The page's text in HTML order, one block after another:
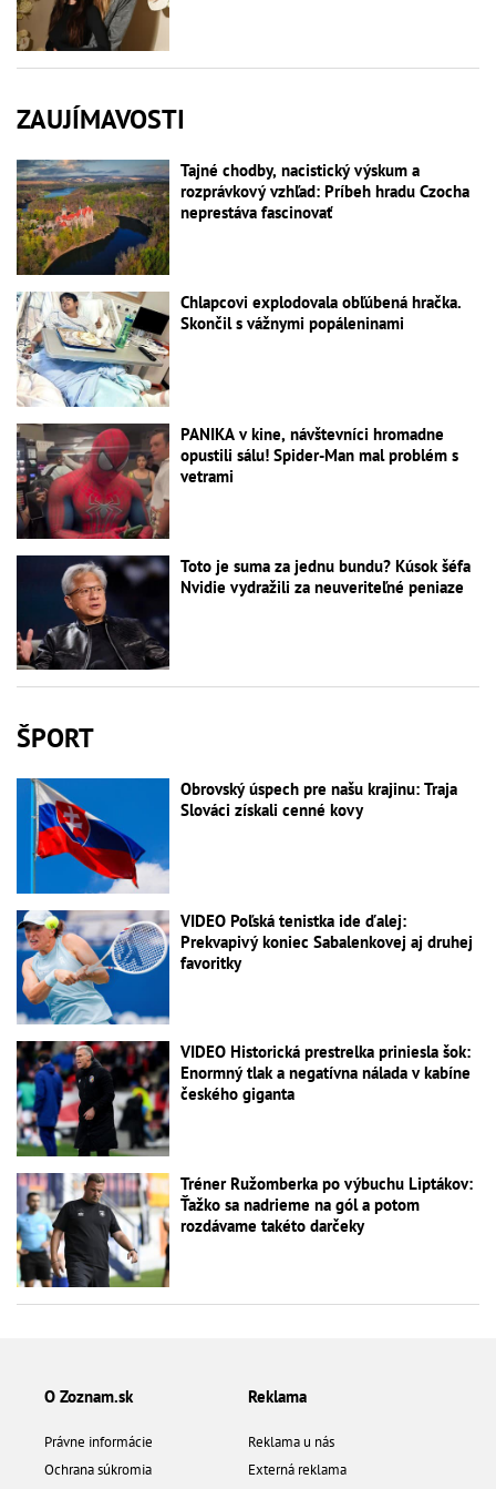
ZAUJÍMAVOSTI
Tajné chodby, nacistický výskum a
rozprávkový vzhľad: Príbeh hradu Czocha
neprestáva fascinovať
Chlapcovi explodovala obľúbená hračka.
Skončil s vážnymi popáleninami
PANIKA v kine, návštevníci hromadne
opustili sálu! Spider-Man mal problém s
vetrami
Toto je suma za jednu bundu? Kúsok šéfa
Nvidie vydražili za neuveriteľné peniaze
ŠPORT
Obrovský úspech pre našu krajinu: Traja
Slováci získali cenné kovy
VIDEO Poľská tenistka ide ďalej:
Prekvapivý koniec Sabalenkovej aj druhej
favoritky
VIDEO Historická prestrelka priniesla šok:
Enormný tlak a negatívna nálada v kabíne
českého giganta
Tréner Ružomberka po výbuchu Liptákov:
Ťažko sa nadrieme na gól a potom
rozdávame takéto darčeky
O Zoznam.sk
Právne informácie
Ochrana súkromia
Reklama
Reklama u nás
Externá reklama